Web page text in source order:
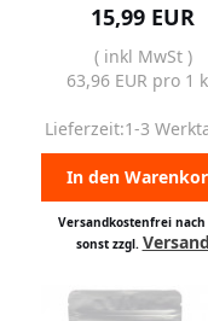
15,99 EUR
( inkl MwSt )
63,96 EUR pro 1
Lieferzeit:1-3
In den
Versandkostenfrei nach
sonst zzgl. Versand